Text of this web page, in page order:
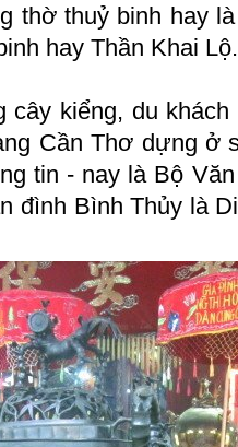
thờ thuỷ binh hay
hay Thần Khai Lộ.
cây kiểng, du
Cần Thơ dựng ở
tin - nay là Bộ
đình Bình Thủy là